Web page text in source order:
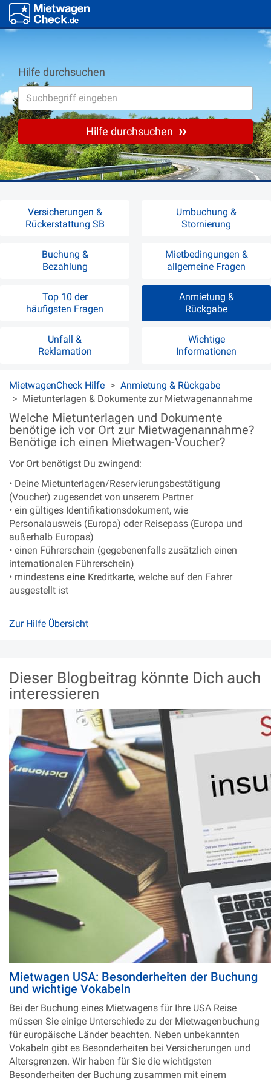
Hilfe durchsuchen
Hilfe durchsuchen
Versicherungen &
Rückerstattung SB
Umbuchung &
Stornierung
Buchung &
Bezahlung
Mietbedingungen &
allgemeine Fragen
Top 10 der
häufigsten Fragen
Anmietung &
Rückgabe
Unfall &
Reklamation
Wichtige
Informationen
MietwagenCheck Hilfe
Anmietung & Rückgabe
Mietunterlagen & Dokumente zur Mietwagenannahme
Welche Mietunterlagen und Dokumente
benötige ich vor Ort zur Mietwagenannahme?
Benötige ich einen Mietwagen-Voucher?
Vor Ort benötigst Du zwingend:
• Deine Mietunterlagen/Reservierungsbestätigung
(Voucher) zugesendet von unserem Partner
• ein gültiges Identifikationsdokument, wie
Personalausweis (Europa) oder Reisepass (Europa und
außerhalb Europas)
• einen Führerschein (gegebenenfalls zusätzlich einen
internationalen Führerschein)
• mindestens eine Kreditkarte, welche auf den Fahrer
ausgestellt ist
Zur Hilfe Übersicht
Dieser Blogbeitrag könnte Dich auch
interessieren
Mietwagen USA: Besonderheiten der Buchung
und wichtige Vokabeln
Bei der Buchung eines Mietwagens für Ihre USA Reise
müssen Sie einige Unterschiede zu der Mietwagenbuchung
für europäische Länder beachten. Neben unbekannten
Vokabeln gibt es Besonderheiten bei Versicherungen und
Altersgrenzen. Wir haben für Sie die wichtigsten
Besonderheiten der Buchung zusammen mit einem